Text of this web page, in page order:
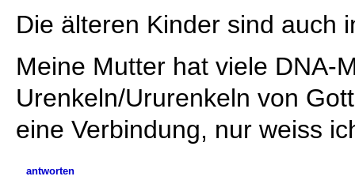
Die älteren Kinder sind auch
Meine Mutter hat viele DNA-
Urenkeln/Ururenkeln von
eine Verbindung, nur weiss
antworten